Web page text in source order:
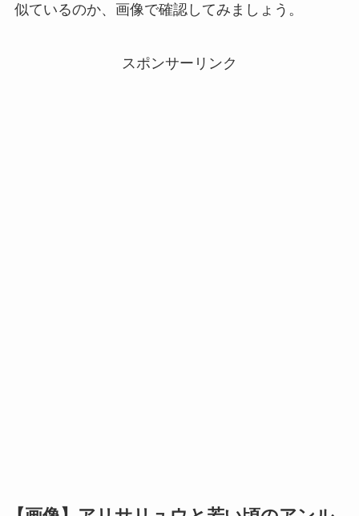
似ているのか、画像で確認してみましょう。
スポンサーリンク